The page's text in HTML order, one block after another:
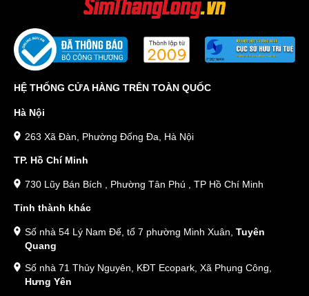
HỆ THỐNG CỬA HÀNG TRÊN TOÀN QUỐC
Hà Nội
263 Xã Đàn, Phường Đống Đa, Hà Nội
TP. Hồ Chí Minh
730 Lũy Bán Bích , Phường Tân Phú , TP Hồ Chí Minh
Tỉnh thành khác
Số nhà 54 Lý Nam Đế, tổ 7 phường Minh Xuân, Tuyên
Quang
Số nhà 71 Thủy Nguyên, KĐT Ecopark, Xã Phụng Công,
Hưng Yên